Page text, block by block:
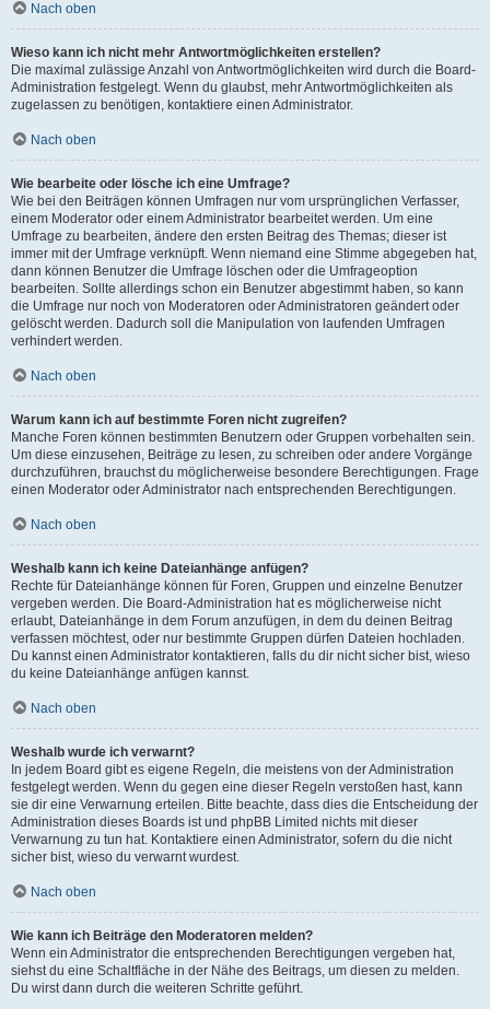
Nach oben
Wieso kann ich nicht mehr Antwortmöglichkeiten erstellen?
Die maximal zulässige Anzahl von Antwortmöglichkeiten wird durch die Board-
Administration festgelegt. Wenn du glaubst, mehr Antwortmöglichkeiten als
zugelassen zu benötigen, kontaktiere einen Administrator.
Nach oben
Wie bearbeite oder lösche ich eine Umfrage?
Wie bei den Beiträgen können Umfragen nur vom ursprünglichen Verfasser,
einem Moderator oder einem Administrator bearbeitet werden. Um eine
Umfrage zu bearbeiten, ändere den ersten Beitrag des Themas; dieser ist
immer mit der Umfrage verknüpft. Wenn niemand eine Stimme abgegeben hat,
dann können Benutzer die Umfrage löschen oder die Umfrageoption
bearbeiten. Sollte allerdings schon ein Benutzer abgestimmt haben, so kann
die Umfrage nur noch von Moderatoren oder Administratoren geändert oder
gelöscht werden. Dadurch soll die Manipulation von laufenden Umfragen
verhindert werden.
Nach oben
Warum kann ich auf bestimmte Foren nicht zugreifen?
Manche Foren können bestimmten Benutzern oder Gruppen vorbehalten sein.
Um diese einzusehen, Beiträge zu lesen, zu schreiben oder andere Vorgänge
durchzuführen, brauchst du möglicherweise besondere Berechtigungen. Frage
einen Moderator oder Administrator nach entsprechenden Berechtigungen.
Nach oben
Weshalb kann ich keine Dateianhänge anfügen?
Rechte für Dateianhänge können für Foren, Gruppen und einzelne Benutzer
vergeben werden. Die Board-Administration hat es möglicherweise nicht
erlaubt, Dateianhänge in dem Forum anzufügen, in dem du deinen Beitrag
verfassen möchtest, oder nur bestimmte Gruppen dürfen Dateien hochladen.
Du kannst einen Administrator kontaktieren, falls du dir nicht sicher bist, wieso
du keine Dateianhänge anfügen kannst.
Nach oben
Weshalb wurde ich verwarnt?
In jedem Board gibt es eigene Regeln, die meistens von der Administration
festgelegt werden. Wenn du gegen eine dieser Regeln verstoßen hast, kann
sie dir eine Verwarnung erteilen. Bitte beachte, dass dies die Entscheidung der
Administration dieses Boards ist und phpBB Limited nichts mit dieser
Verwarnung zu tun hat. Kontaktiere einen Administrator, sofern du die nicht
sicher bist, wieso du verwarnt wurdest.
Nach oben
Wie kann ich Beiträge den Moderatoren melden?
Wenn ein Administrator die entsprechenden Berechtigungen vergeben hat,
siehst du eine Schaltfläche in der Nähe des Beitrags, um diesen zu melden.
Du wirst dann durch die weiteren Schritte geführt.